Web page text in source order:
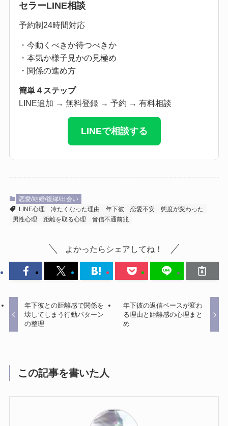
セラーLINE相談
予約制24時間対応
・今動くべきか待つべきか
・本気か様子見かの見極め
・関係の進め方
簡単４ステップ
LINE追加 → 無料登録 → 予約 → 有料相談
LINEで相談する
恋愛/結婚/復縁/出会い
LINE心理
冷たくなった理由 年下彼 恋愛不安
態度が変わった
男性心理
距離を取る心理 音信不通前兆
よかったらシェアしてね！
年下彼との距離感で関係を
壊してしまう行動パターン
の整理
年下彼の返信ペースが変わ
る理由と距離感の心理まと
め
この記事を書いた人